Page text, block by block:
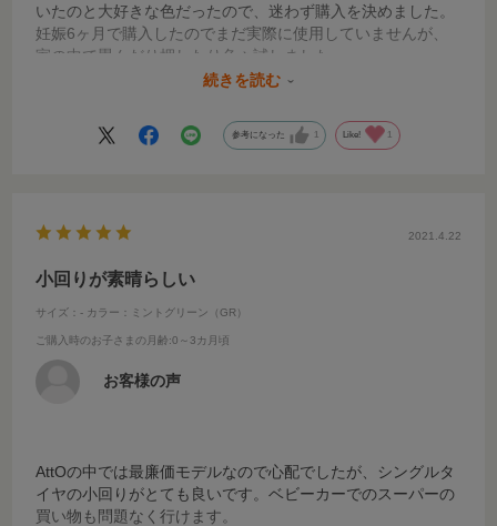
いたのと大好きな色だったので、迷わず購入を決めました。
妊娠6ヶ月で購入したのでまだ実際に使用していませんが、
家の中で畳んだり押したり色々試しました。
対面で畳んだ状態が若干大きく感じましたが、使い勝手が良
小回りがきき押しやすく、高さのあるシートが最高です。
本当に良い買い物をしました！
続きを読む
参考になった 1 Like! 1
2021.4.22
小回りが素晴らしい
サイズ：- カラー：ミントグリーン（GR）
ご購入時のお子さまの月齢:0～3カ月頃
お客様の声
AttOの中では最廉価モデルなので心配でしたが、シングルタ
イヤの小回りがとても良いです。ベビーカーでのスーパーの
買い物も問題なく行けます。